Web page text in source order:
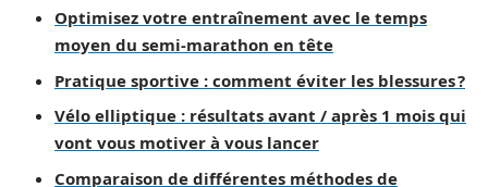
Optimisez votre entraînement avec le temps
moyen du semi-marathon en tête
Pratique sportive : comment éviter les blessures ?
Vélo elliptique : résultats avant / après 1 mois qui
vont vous motiver à vous lancer
Comparaison de différentes méthodes de